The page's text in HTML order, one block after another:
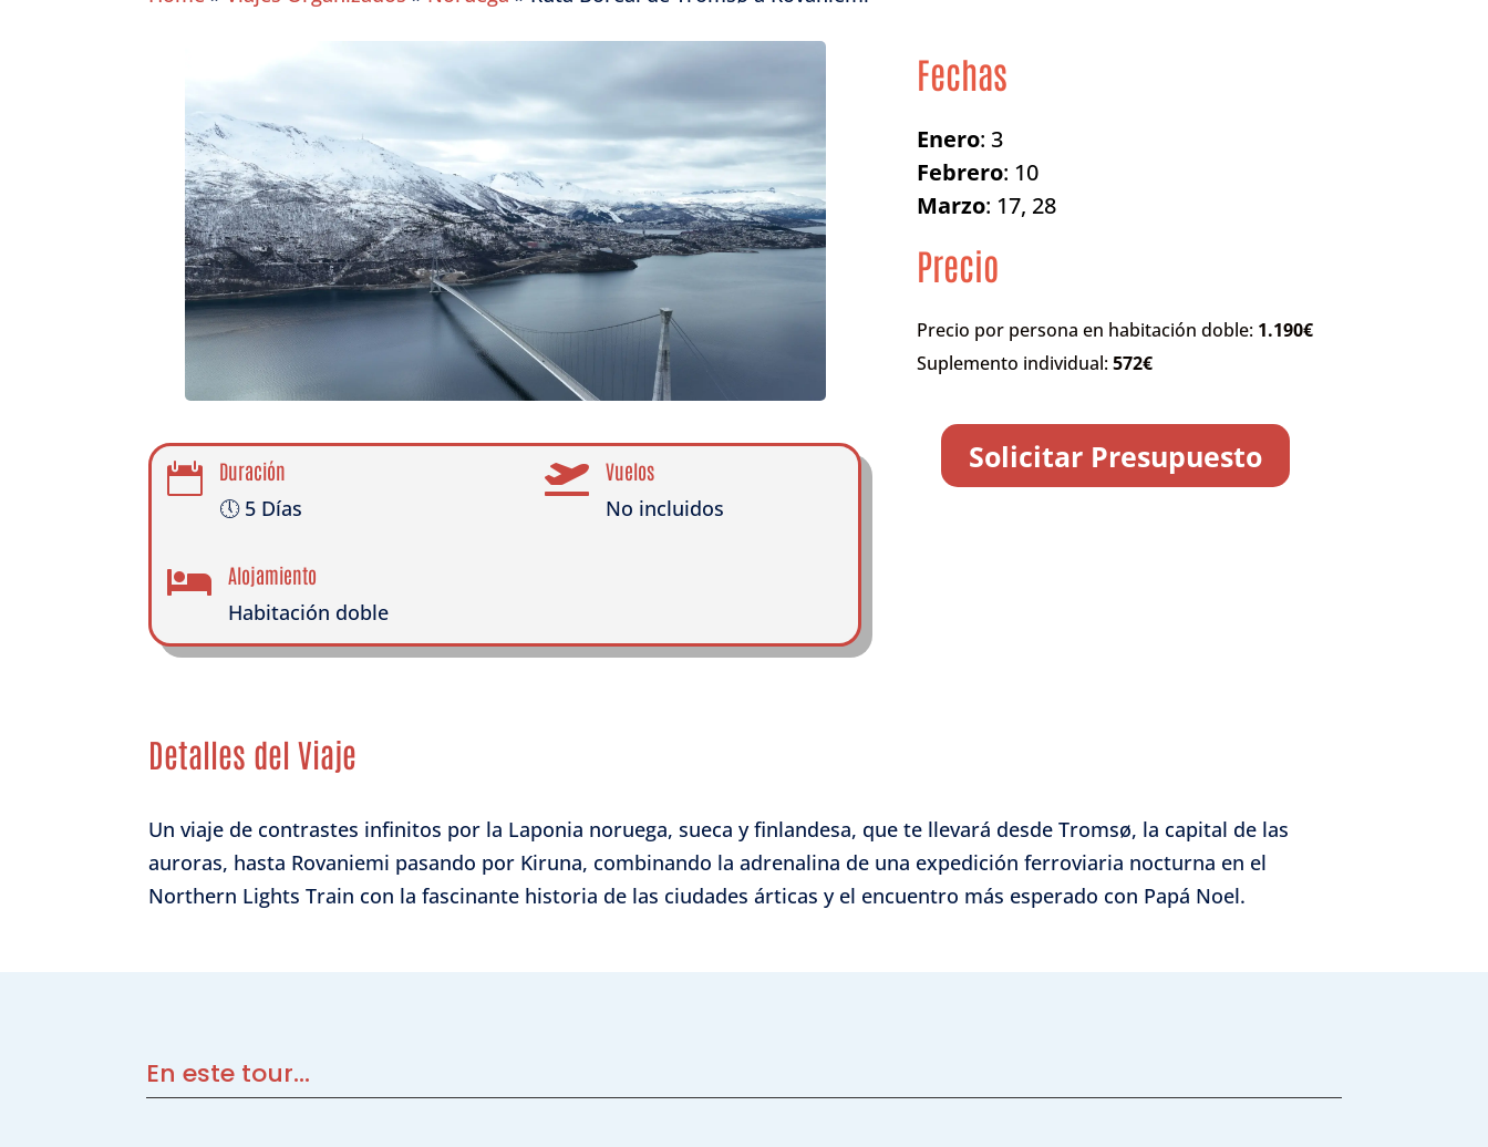

Duración
🕔 5 Días

Alojamiento
Habitación doble

Vuelos
No incluidos
Fechas
Enero: 3
Febrero: 10
Marzo: 17, 28
Precio
Precio por persona en habitación doble: 1.190€
Suplemento individual:572€
Solicitar Presupuesto
Detalles del Viaje
Un viaje de contrastes infinitos por la Laponia noruega, sueca y finlandesa, que te llevará desde Tromsø, la capital de las
auroras, hasta Rovaniemi pasando por Kiruna, combinando la adrenalina de una expedición ferroviaria nocturna en el
Northern Lights Train con la fascinante historia de las ciudades árticas y el encuentro más esperado con Papá Noel.
En este tour...